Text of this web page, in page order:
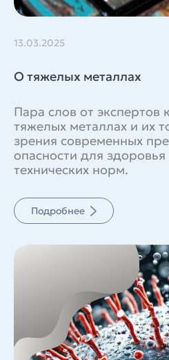
13.03.2025
О тяжелых металлах
Пара слов от экспертов
тяжелых металлах и их
зрения современных
опасности для
технических норм.
Подробнее